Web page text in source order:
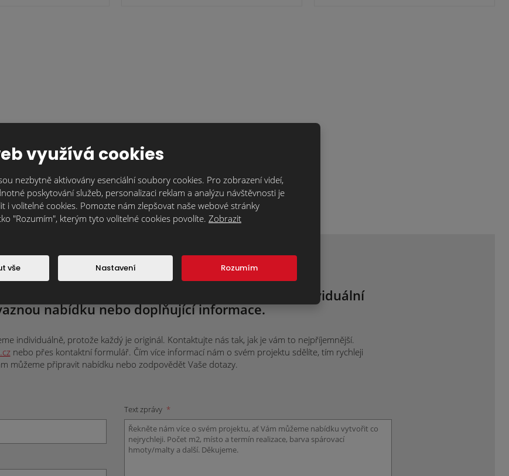
hmota
30kg
448,2 Kčbez DPH
FM-X spárovací hmota bílá/30kg
Cena za ks: 619,8 Kčbez DPH
nebo máte nějaké dotazy? Napište nám o individuální
nabídku nebo doplňující informace.
individuálně, protože každý je originál. Kontaktujte nás tak, jak je vám to nejpříjemnější.
nebo přes kontaktní formulář. Čím více informací nám o svém projektu sdělíte, tím rychleji
můžeme připravit nabídku nebo zodpovědět Vaše dotazy.
Text zprávy *
využívá cookies
nezbytně aktivovány esenciální soubory cookies. Pro zobrazení videí,
poskytování služeb, personalizaci reklam a analýzu návštěvnosti je
i volitelné cookies. Pomozte nám zlepšovat naše webové stránky
"Rozumím", kterým tyto volitelné cookies povolíte. Zobrazit
vše Nastavení Rozumím